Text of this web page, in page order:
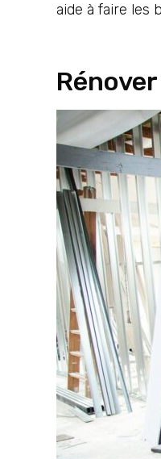
aide à faire les